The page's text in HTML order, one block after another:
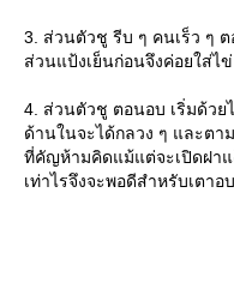
3. ส่วนตัวชู รีบ ๆ คนเร็ว ๆ
ส่วนแป้งเย็นก่อนจึงค่อยใส่ไ
4. ส่วนตัวชู ตอนอบ เริ่มด้วย
ด้านในจะได้กลวง ๆ และตา
ที่คัญห้ามคิดแม้แต่จะเปิดฝา
เท่าไรจึงจะพอดีสำหรับเตาอ